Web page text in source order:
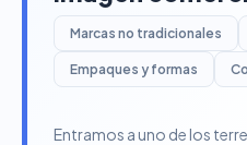
Marcas no tradicionales
Empaques y formas
Entramos a uno de los